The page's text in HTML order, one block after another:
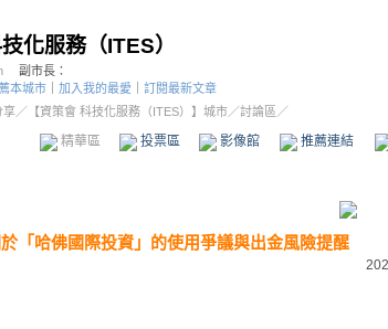
化服務（ITES）
副市長：
本城市 加入我的最愛
訂閱最新文章
享／ 【資策會 科技化服務（ITES）】城市／討論區／
精華區 投票區 影像館 推薦連結
於「哈佛國際投資」的使用爭議與出金風險提醒